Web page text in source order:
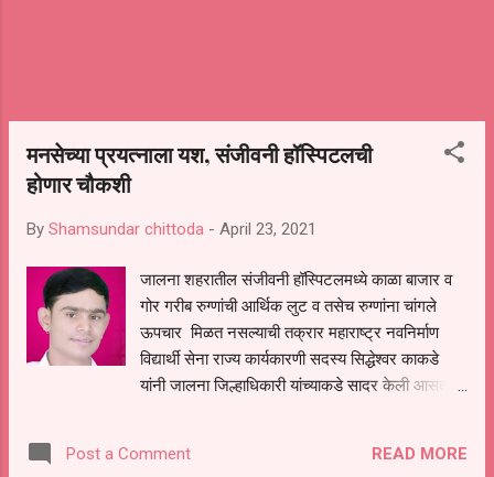
मनसेच्या प्रयत्नाला यश, संजीवनी हॉस्पिटलची
होणार चौकशी
By Shamsundar chittoda - April 23, 2021
जालना शहरातील संजीवनी हॉस्पिटलमध्ये काळा बाजार व
गोर गरीब रुग्णांची आर्थिक लुट व तसेच रुग्णांना चांगले
ऊपचार मिळत नसल्याची तक्रार महाराष्ट्र नवनिर्माण
विद्यार्थी सेना राज्य कार्यकारणी सदस्य सिद्धेश्वर काकडे
यांनी जालना जिल्हाधिकारी यांच्याकडे सादर केली आसता.
ते तीन दिवसामध्ये जालना येथील संजीवनी हॉस्पिटलची
Post a Comment READ MORE